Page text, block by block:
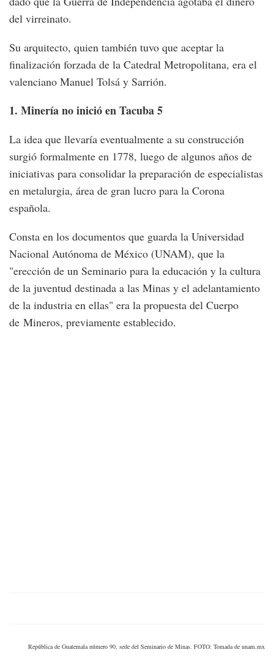
del virreinato.
Su arquitecto, quien también tuvo que aceptar la
finalización forzada de la Catedral Metropolitana, era el
valenciano Manuel Tolsá y Sarrión.
1. Minería no inició en Tacuba 5
La idea que llevaría eventualmente a su construcción
surgió formalmente en 1778, luego de algunos años de
iniciativas para consolidar la preparación de especialistas
en metalurgia, área de gran lucro para la Corona
española.
Consta en los documentos que guarda la Universidad
Nacional Autónoma de México (UNAM), que la
"erección de un Seminario para la educación y la cultura
de la juventud destinada a las Minas y el adelantamiento
de la industria en ellas" era la propuesta del Cuerpo
de Mineros, previamente establecido.
República de Guatemala número 90, sede del Seminario de Minas. FOTO: Tomada de unam.mx